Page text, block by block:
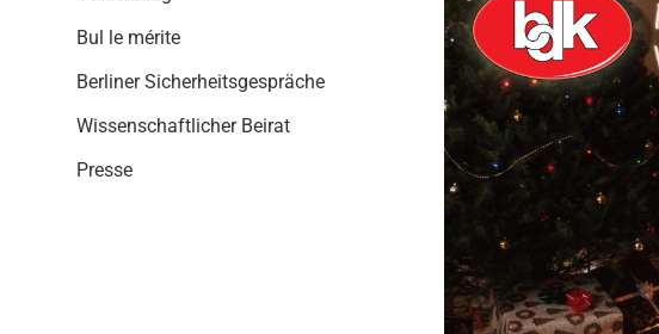
Bul le mérite
Berliner Sicherheitsgespräche
Wissenschaftlicher Beirat
Presse